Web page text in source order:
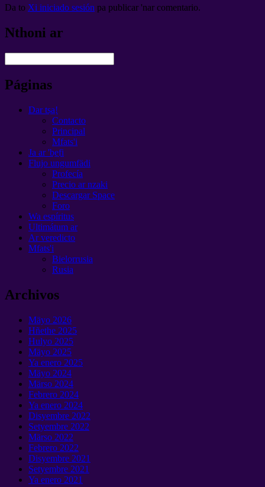
Da to Xi iniciado sesión pa publicar 'nar comentario.
Nthoni ar
Páginas
Dar tsa̲!
Contacto
Principal
Mfats'i
Ja ar 'be̲fi
Flujo ungumfädi
Profecía
Precio ar nzaki
Descargar Space
Foro
Wa espíritus
Ultimátum ar
Ar veredicto
Mfats'i
Bielorrusia
Rusia
Archivos
Mäyo 2026
Hñethe 2025
Hulyo 2025
Mäyo 2025
Ya enero 2025
Mäyo 2024
Märso 2024
Febrero 2024
Ya enero 2024
Disyembre 2022
Setyembre 2022
Märso 2022
Febrero 2022
Disyembre 2021
Setyembre 2021
Ya enero 2021